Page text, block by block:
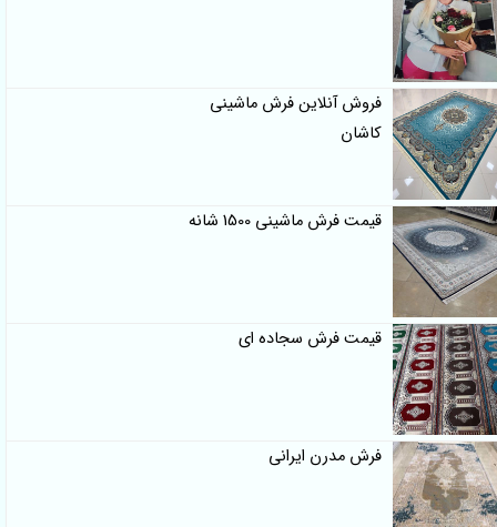
فروش آنلاین فرش ماشینی
کاشان
قیمت فرش ماشینی 1500 شانه
قیمت فرش سجاده ای
فرش مدرن ایرانی